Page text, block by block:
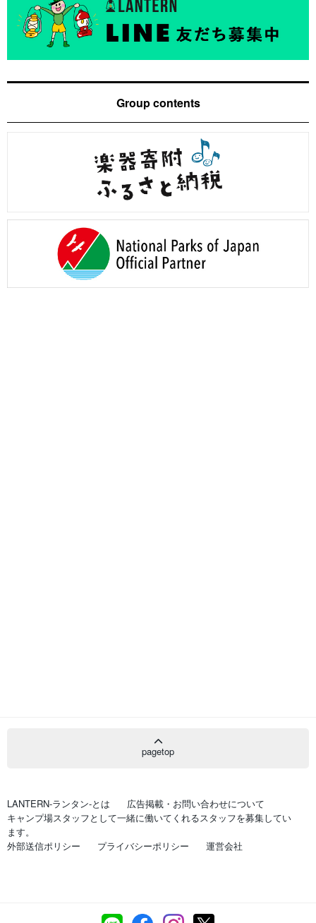
Group contents
pagetop
LANTERN-ランタン-とは
広告掲載・お問い合わせについて
キャンプ場スタッフとして一緒に働いてくれるスタッフを募集してい
ます。
外部送信ポリシー
プライバシーポリシー 運営会社